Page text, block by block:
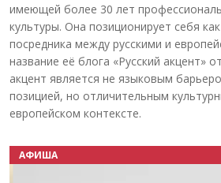
имеющей более 30 лет
культуры. Она позиционирует себя
посредника между русскими и
название её блога «Русский акцент»
акцент является не языковым
позицией, но отличительным
европейском контексте.
АФИША